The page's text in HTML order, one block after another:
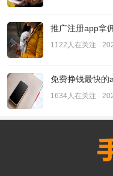
推广注册app拿
1122人在关注
免费挣钱最快的
1634人在关注